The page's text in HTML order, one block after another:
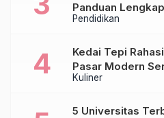
Pendidikan
Panduan
Mahasiswa
Kuliner
Kedai Tepi
Pasar Modern
Panjang,
5 Universitas